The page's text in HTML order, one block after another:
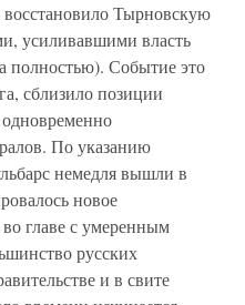
Тырновскую
усиливавшими власть
полностью). Событие это
сблизило позиции
По указанию
немедля вышли в
новое
главе с умеренным
русских
и в свите